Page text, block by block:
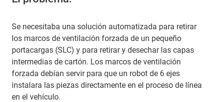
Se necesitaba una solución automatizada para retirar
los marcos de ventilación forzada de un pequeño
portacargas (SLC) y para retirar y desechar las capas
intermedias de cartón. Los marcos de ventilación
forzada debían servir para que un robot de 6 ejes
instalara las piezas directamente en el proceso de línea
en el vehículo.